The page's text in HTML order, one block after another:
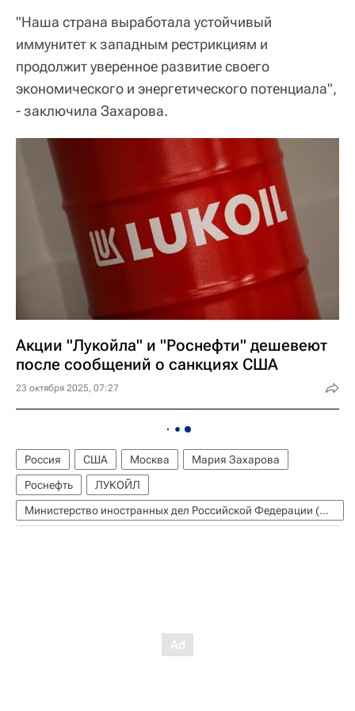
"Наша страна выработала устойчивый
иммунитет к западным рестрикциям и
продолжит уверенное развитие своего
экономического и энергетического потенциала",
- заключила Захарова.
Акции "Лукойла" и "Роснефти" дешевеют
после сообщений о санкциях США
23 октября 2025, 07:27
Россия США Москва
Мария Захарова
Роснефть
ЛУКОЙЛ
Министерство иностранных дел Российской Федерации (МИД РФ)